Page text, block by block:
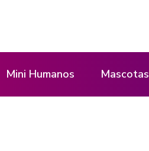
Mini Humanos Mascotas